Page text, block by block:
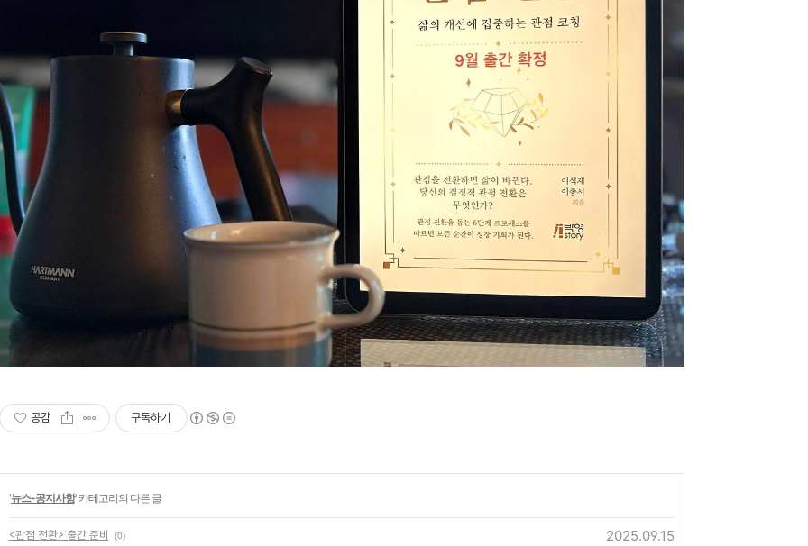
공감 구독하기
'뉴스-공지사항' 카테고리의 다른 글
<관점 전환> 출간 준비 (0) 2025.09.15